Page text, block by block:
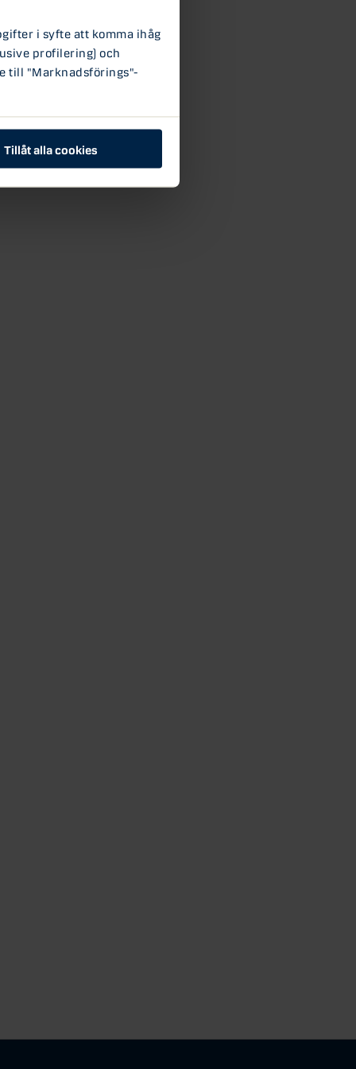
i syfte att komma ihåg
profilering) och
till "Marknadsförings"-
Tillåt alla cookies